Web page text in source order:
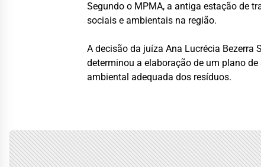
Segundo o MPMA, a antiga estação de
sociais e ambientais na região.
A decisão da juíza Ana Lucrécia Bezerra
determinou a elaboração de um plano
ambiental adequada dos resíduos.